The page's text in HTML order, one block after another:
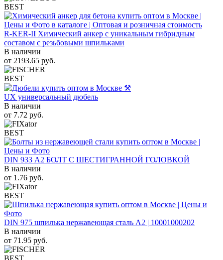
BEST
R-KER-II Химический анкер с уникальным гибридным
составом с резьбовыми шпильками
В наличии
от 2193.65 руб.
BEST
UX универсальный дюбель
В наличии
от 7.72 руб.
BEST
DIN 933 А2 БОЛТ С ШЕСТИГРАННОЙ ГОЛОВКОЙ
В наличии
от 1.76 руб.
BEST
DIN 975 шпилька нержавеющая сталь A2 | 10001000202
В наличии
от 71.95 руб.
BEST